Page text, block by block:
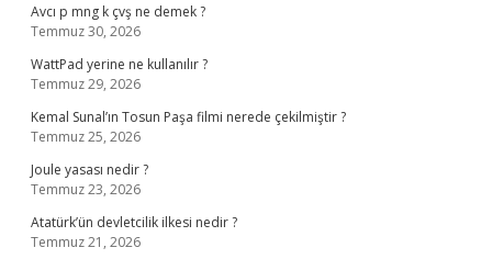
Avcı p mng k çvş ne demek ?
Temmuz 30, 2026
WattPad yerine ne kullanılır ?
Temmuz 29, 2026
Kemal Sunal’ın Tosun Paşa filmi nerede çekilmiştir ?
Temmuz 25, 2026
Joule yasası nedir ?
Temmuz 23, 2026
Atatürk’ün devletcilik ilkesi nedir ?
Temmuz 21, 2026